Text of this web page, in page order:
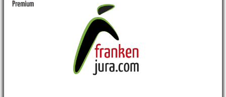
Premium